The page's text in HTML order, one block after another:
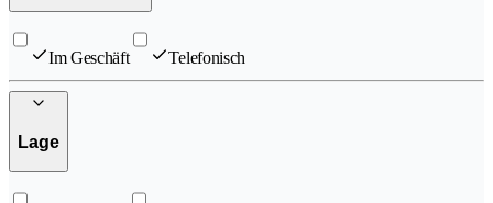
Im Geschäft Telefonisch
Lage